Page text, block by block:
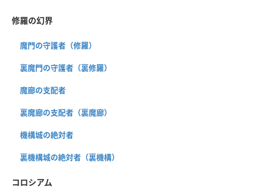
修羅の幻界
魔門の守護者（修羅）
裏魔門の守護者（裏修羅）
魔廊の支配者
裏魔廊の支配者（裏魔廊）
機構城の絶対者
裏機構城の絶対者（裏機構）
コロシアム